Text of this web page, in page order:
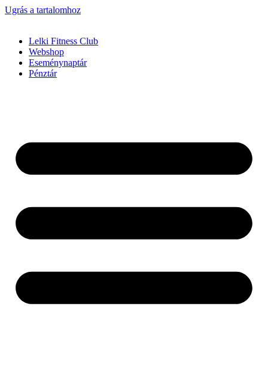
Ugrás a tartalomhoz
Lelki Fitness Club
Webshop
Eseménynaptár
Pénztár